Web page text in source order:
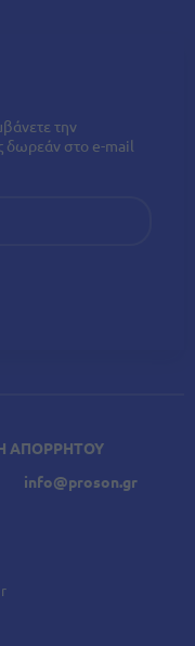
ΑΠΟΡΡΗΤΟΥ
info@proson.gr
την
δωρεάν στο e-mail